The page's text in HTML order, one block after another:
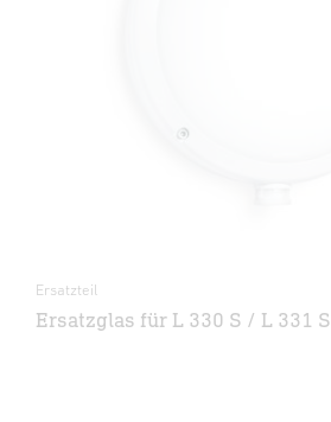
Ersatzteil
Ersatzglas für L 330 S / L 331 S